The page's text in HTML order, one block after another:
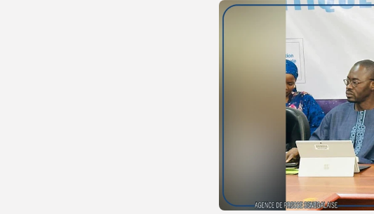
ENVIRONNEMENT
INTERNATIONAL